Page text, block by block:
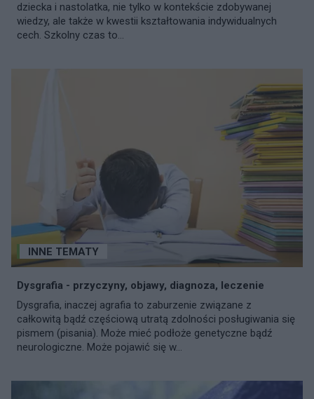
dziecka i nastolatka, nie tylko w kontekście zdobywanej
wiedzy, ale także w kwestii kształtowania indywidualnych
cech. Szkolny czas to...
INNE TEMATY
Dysgrafia - przyczyny, objawy, diagnoza, leczenie
Dysgrafia, inaczej agrafia to zaburzenie związane z
całkowitą bądź częściową utratą zdolności posługiwania się
pismem (pisania). Może mieć podłoże genetyczne bądź
neurologiczne. Może pojawić się w...